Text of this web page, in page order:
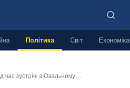
Політика Світ Економіка
час зустрічі в Овальному…